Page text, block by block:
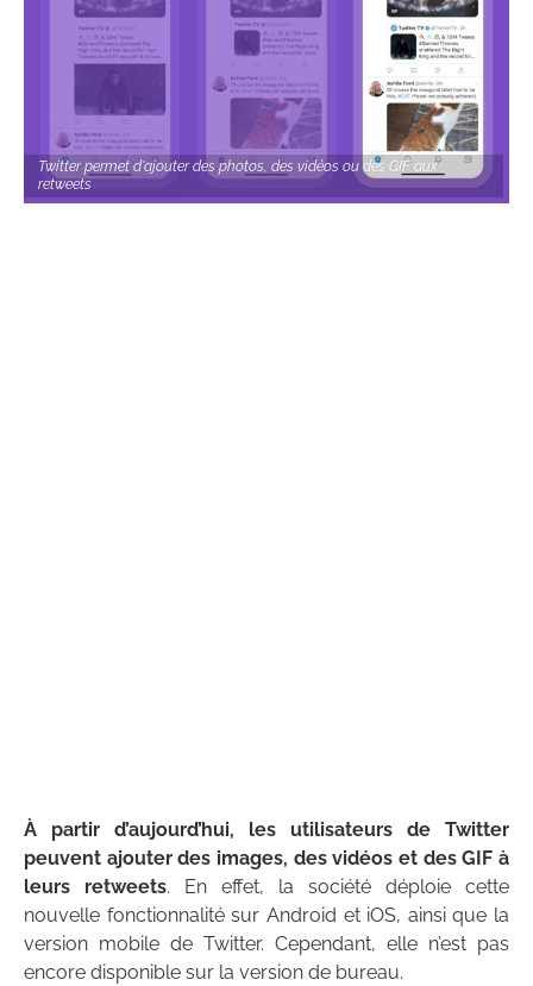
Twitter permet d'ajouter des photos, des vidéos ou des GIF aux
retweets
À partir d’aujourd’hui, les utilisateurs de Twitter
peuvent ajouter des images, des vidéos et des GIF à
leurs retweets. En effet, la société déploie cette
nouvelle fonctionnalité sur Android et iOS, ainsi que la
version mobile de Twitter. Cependant, elle n’est pas
encore disponible sur la version de bureau.